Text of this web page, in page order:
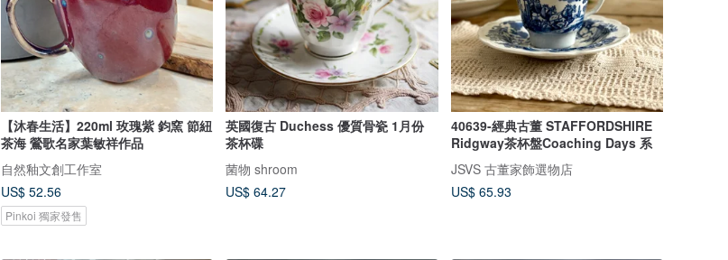
【沐春生活】220ml 玫瑰紫 鈞窯 節紐
茶海 鶯歌名家葉敏祥作品
自然釉文創工作室
US$ 52.56
Pinkoi 獨家發售
英國復古 Duchess 優質骨瓷 1月份
茶杯碟
菌物 shroom
US$ 64.27
40639-經典古董 STAFFORDSHIRE
Ridgway茶杯盤Coaching Days 系
JSVS 古董家飾選物店
US$ 65.93